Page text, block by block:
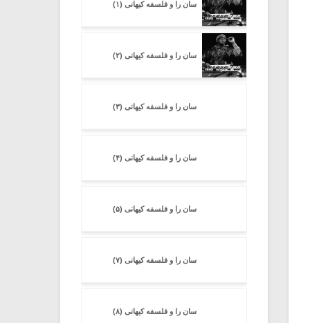
سان را و فلسفه کیهانی (۱)
سان را و فلسفه کیهانی (۲)
سان را و فلسفه کیهانی (۳)
سان را و فلسفه کیهانی (۴)
سان را و فلسفه کیهانی (۵)
سان را و فلسفه کیهانی (۷)
سان را و فلسفه کیهانی (۸)